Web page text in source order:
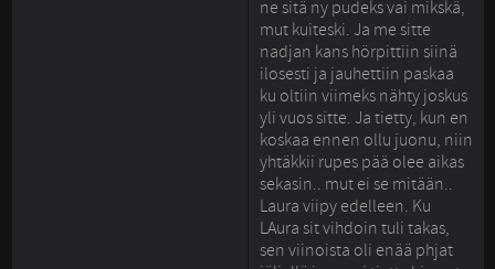
ne sitä ny pudeks vai mikskä,
mut kuiteski. Ja me sitte
nadjan kans hörpittiin siinä
ilosesti ja jauhettiin paskaa
ku oltiin viimeks nähty joskus
yli vuos sitte. Ja tietty, kun en
koskaa ennen ollu juonu, niin
yhtäkkii rupes pää olee aikas
sekasin.. mut ei se mitään..
Laura viipy edelleen. Ku
LAura sit vihdoin tuli takas,
sen viinoista oli enää phjat